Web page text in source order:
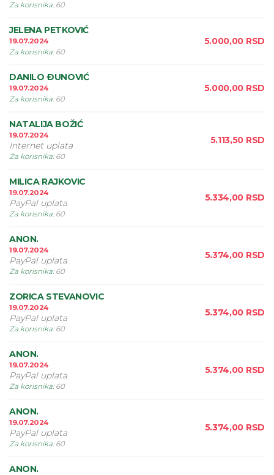
Za korisnika: 60
JELENA PETKOVIĆ
19.07.2024
Za korisnika: 60
5.000,00 RSD
DANILO ÐUNOVIĆ
19.07.2024
Za korisnika: 60
5.000,00 RSD
NATALIJA BOŽIĆ
19.07.2024
Internet uplata
Za korisnika: 60
5.113,50 RSD
MILICA RAJKOVIC
19.07.2024
PayPal uplata
Za korisnika: 60
5.334,00 RSD
ANON.
19.07.2024
PayPal uplata
Za korisnika: 60
5.374,00 RSD
ZORICA STEVANOVIC
19.07.2024
PayPal uplata
Za korisnika: 60
5.374,00 RSD
ANON.
19.07.2024
PayPal uplata
Za korisnika: 60
5.374,00 RSD
ANON.
19.07.2024
PayPal uplata
Za korisnika: 60
5.374,00 RSD
ANON.